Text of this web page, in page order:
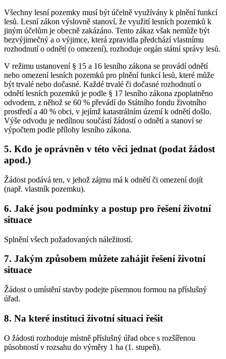
Všechny lesní pozemky musí být účelně využívány k plnění funkcí
lesů. Lesní zákon výslovně stanoví, že využití lesních pozemků k
jiným účelům je obecně zakázáno. Tento zákaz však nemůže být
bezvýjimečný a o výjimce, která zpravidla předchází vlastnímu
rozhodnutí o odnětí (o omezení), rozhoduje orgán státní správy lesů.
V režimu ustanovení § 15 a 16 lesního zákona se provádí odnětí
nebo omezení lesních pozemků pro plnění funkcí lesů, které může
být trvalé nebo dočasné. Každé trvalé či dočasné rozhodnutí o
odnětí lesních pozemků je podle § 17 lesního zákona zpoplatněno
odvodem, z něhož se 60 % převádí do Státního fondu životního
prostředí a 40 % obci, v jejímž katastrálním území k odnětí došlo.
Výše odvodu je nedílnou součástí žádostí o odnětí a stanoví se
výpočtem podle přílohy lesního zákona.
5. Kdo je oprávněn v této věci jednat (podat žádost
apod.)
Žádost podává ten, v jehož zájmu má k odnětí či omezení dojít
(např. vlastník pozemku).
6. Jaké jsou podmínky a postup pro řešení životní
situace
Splnění všech požadovaných náležitostí.
7. Jakým způsobem můžete zahájit řešení životní
situace
Žádost o umístění stavby podejte písemnou formou na příslušný
úřad.
8. Na které instituci životní situaci řešit
O žádosti rozhoduje místně příslušný úřad obce s rozšířenou
působností v rozsahu do výměry 1 ha (1. stupeň).